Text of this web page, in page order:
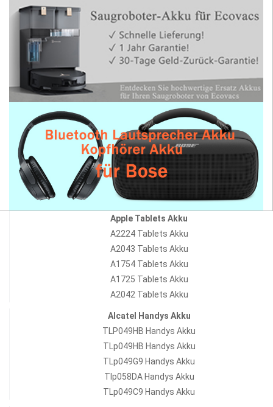
Apple Tablets Akku
A2224 Tablets Akku
A2043 Tablets Akku
A1754 Tablets Akku
A1725 Tablets Akku
A2042 Tablets Akku
Alcatel Handys Akku
TLP049HB Handys Akku
TLp049HB Handys Akku
TLp049G9 Handys Akku
Tlp058DA Handys Akku
TLp049C9 Handys Akku